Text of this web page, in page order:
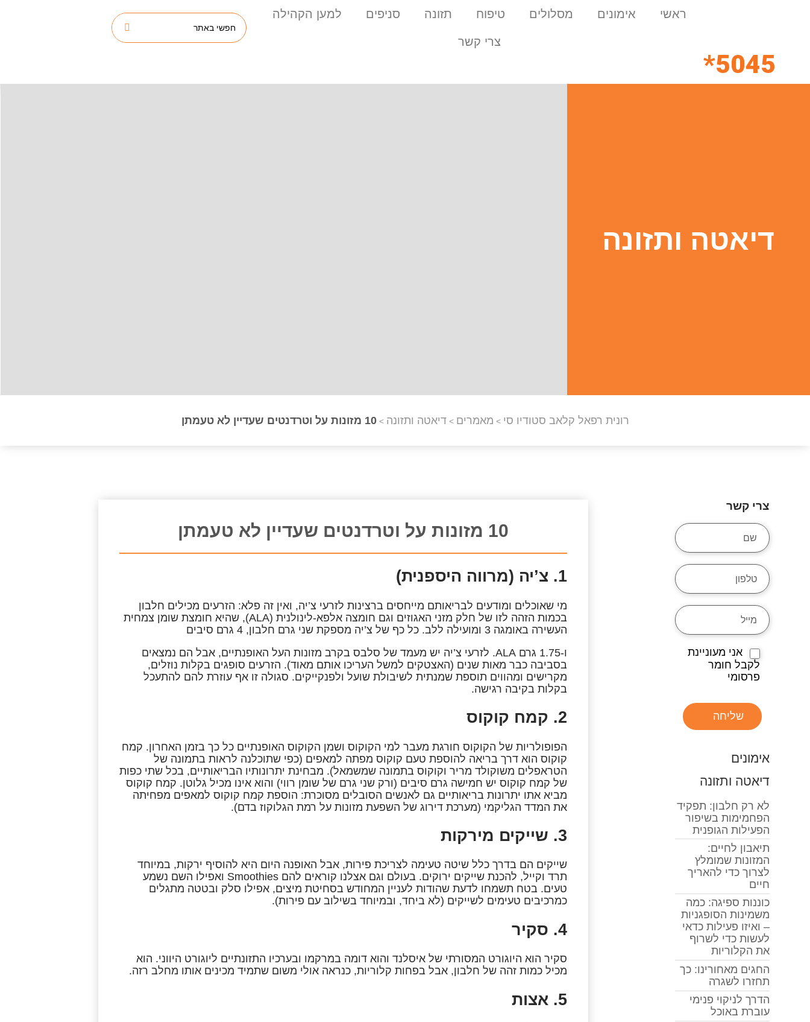
ראשי אימונים מסלולים טיפוח תזונה סניפים למען הקהילה
צרי קשר
5045*
דיאטה ותזונה
רונית רפאל קלאב סטודיו סי > מאמרים >דיאטה ותזונה >10 מזונות על וטרדנטים שעדיין לא טעמתן
צרי קשר
אני מעוניינת
לקבל חומר
פרסומי
שליחה
אימונים
דיאטה ותזונה
לא רק חלבון: תפקיד
הפחמימות בשיפור
הפעילות הגופנית
תיאבון לחיים:
המזונות שמומלץ
לצרוך כדי להאריך
חיים
כוננות ספיגה: כמה
משמינות הסופגניות
– ואיזו פעילות כדאי
לעשות כדי לשרוף
את הקלוריות
החגים מאחורינו: כך
תחזרו לשגרה
הדרך לניקוי פנימי
עוברת באוכל
10 מזונות על וטרדנטים שעדיין לא טעמתן
1. צ’יה (מרווה היספנית)
מי שאוכלים ומודעים לבריאותם מייחסים ברצינות לזרעי צ’יה, ואין זה פלא: הזרעים מכילים חלבון
בכמות הזהה לזו של חלק מזני האגוזים וגם חומצה אלפא-לינולנית (ALA), שהיא חומצת שומן צמחית
העשירה באומגה 3 ומועילה ללב. כל כף של צ’יה מספקת שני גרם חלבון, 4 גרם סיבים
ו-1.75 גרם ALA. לזרעי צ’יה יש מעמד של סלבס בקרב מזונות העל האופנתיים, אבל הם נמצאים
בסביבה כבר מאות שנים (האצטקים למשל העריכו אותם מאוד). הזרעים סופגים בקלות נוזלים,
מקרישים ומהווים תוספת שמנתית לשיבולת שועל ולפנקייקים. סגולה זו אף עוזרת להם להתעכל
בקלות בקיבה רגישה.
2. קמח קוקוס
הפופולריות של הקוקוס חורגת מעבר למי הקוקוס ושמן הקוקוס האופנתיים כל כך בזמן האחרון. קמח
קוקוס הוא דרך בריאה להוספת טעם קוקוס מפתה למאפים (כפי שתוכלנה לראות בתמונה של
הטראפלים משוקולד מריר וקוקוס בתמונה שמשמאל). מבחינת יתרונותיו הבריאותיים, בכל שתי כפות
של קמח קוקוס יש חמישה גרם סיבים (ורק שני גרם של שומן רווי) והוא אינו מכיל גלוטן. קמח קוקוס
מביא אתו יתרונות בריאותיים גם לאנשים הסובלים מסוכרת: הוספת קמח קוקוס למאפים מפחיתה
את המדד הגליקמי (מערכת דירוג של השפעת מזונות על רמת הגלוקוז בדם).
3. שייקים מירקות
שייקים הם בדרך כלל שיטה טעימה לצריכת פירות, אבל האופנה היום היא להוסיף ירקות, במיוחד
תרד וקייל, להכנת שייקים ירוקים. בעולם וגם אצלנו קוראים להם Smoothies ואפילו השם נשמע
טעים. בטח תשמחו לדעת שהודות לעניין המחודש בסחיטת מיצים, אפילו סלק ובטטה מתגלים
כמרכיבים טעימים לשייקים (לא ביחד, ובמיוחד בשילוב עם פירות).
4. סקיר
סקיר הוא היוגורט המסורתי של איסלנד והוא דומה במרקמו ובערכיו התזונתיים ליוגורט היווני. הוא
מכיל כמות זהה של חלבון, אבל בפחות קלוריות, כנראה אולי משום שתמיד מכינים אותו מחלב רזה.
5. אצות